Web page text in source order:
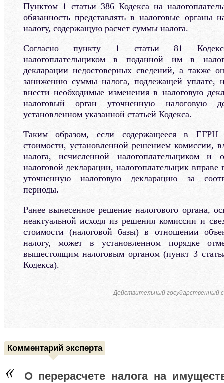
Пунктом 1 статьи 386 Кодекса на
обязанность представлять в налоговые органы
налогу, содержащую расчет суммы налога.
Согласно пункту 1 статьи 81
налогоплательщиком в поданной им в
декларации недостоверных сведений, а также
занижению суммы налога, подлежащей уплате,
внести необходимые изменения в налоговую
налоговый орган уточненную налоговую
установленном указанной статьей Кодекса.
Таким образом, если содержащееся в ЕГРН
стоимости, установленной решением комиссии,
налога, исчисленной налогоплательщиком и
налоговой декларации, налогоплательщик вправе
уточненную налоговую декларацию за
периоды.
Ранее вынесенное решение налогового органа,
неактуальной исходя из решения комиссии и
стоимости (налоговой базы) в отношении
налогу, может в установленном порядке
вышестоящим налоговым органом (пункт 3
Кодекса).
Действительный государственный
Комментарий эксперта
О перерасчете налога на